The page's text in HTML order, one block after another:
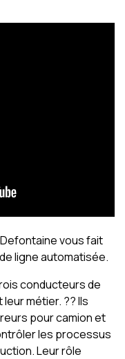
vous fait
ligne automatisée.
conducteurs de
métier. ?? Ils
pour camion et
les processus
Leur rôle